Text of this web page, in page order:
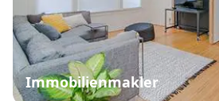
Immobilienmakler